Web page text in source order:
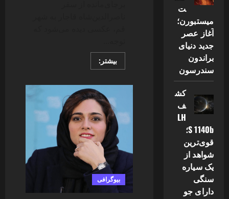
بیشتر:Read
more
تاریخی
از
پیرترین
ایرانی
دوره
قاجار
با
۱۲۰
سال
منتشر
شد
بیوگرافی
ت
میستبورن؛
آغاز عصر
جدید دنیای
براندون
سندرسون
کش
ف
LH
S 1140b؛
قوی‌ترین
شواهد از
یک سیاره
سنگی
دارای جو